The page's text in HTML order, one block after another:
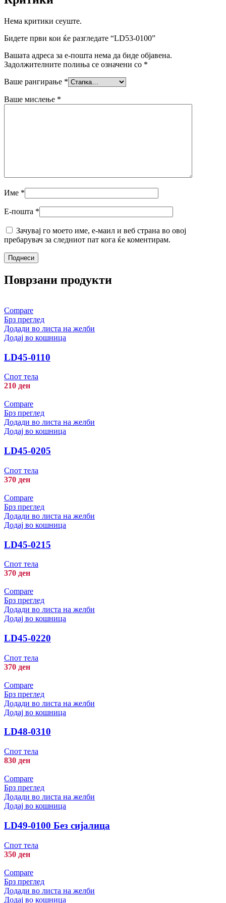
Нема критики сеуште.
Бидете први кои ќе разгледате “LD53-0100”
Вашата адреса за е-пошта нема да биде објавена.
Задолжителните полиња се означени со *
Ваше рангирање *
Ваше мислење *
Име *
Е-пошта *
Зачувај го моето име, е-маил и веб страна во овој
пребарувач за следниот пат кога ќе коментирам.
Поврзани продукти
Compare
Брз преглед
Додади во листа на желби
Додај во кошница
LD45-0110
Спот тела
210 ден
Compare
Брз преглед
Додади во листа на желби
Додај во кошница
LD45-0205
Спот тела
370 ден
Compare
Брз преглед
Додади во листа на желби
Додај во кошница
LD45-0215
Спот тела
370 ден
Compare
Брз преглед
Додади во листа на желби
Додај во кошница
LD45-0220
Спот тела
370 ден
Compare
Брз преглед
Додади во листа на желби
Додај во кошница
LD48-0310
Спот тела
830 ден
Compare
Брз преглед
Додади во листа на желби
Додај во кошница
LD49-0100 Без сијалица
Спот тела
350 ден
Compare
Брз преглед
Додади во листа на желби
Додај во кошница